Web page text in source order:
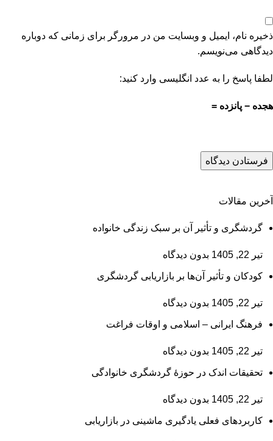
ذخیره نام، ایمیل و وبسایت من در مرورگر برای زمانی که دوباره
دیدگاهی می‌نویسم.
لطفا پاسخ را به عدد انگلیسی وارد کنید:
هجده − پانزده =
آخرین مقالات
گردشگری و تأثیر آن بر سبک زندگی خانواده
تیر 22, 1405 بدون دیدگاه
کودکان و تأثیر آن‌ها بر بازاریابی گردشگری
تیر 22, 1405 بدون دیدگاه
فرهنگ ایرانی – اسلامی و اوقات فراغت
تیر 22, 1405 بدون دیدگاه
تحقیقات اندک در حوزۀ گردشگری خانوادگی
تیر 22, 1405 بدون دیدگاه
کاربردهای فعلی یادگیری ماشینی در بازاریابی